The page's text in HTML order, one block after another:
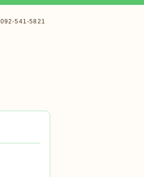
092-541-5821